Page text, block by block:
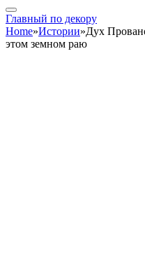
Главный по декору
Home»Истории»Дух
этом земном раю